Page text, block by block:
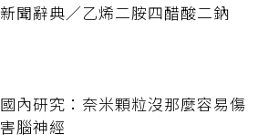
新聞辭典／乙烯二胺四醋酸二鈉
國內研究：奈米顆粒沒那麼容易傷
害腦神經